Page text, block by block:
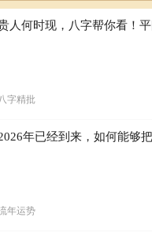
人何时现，八字帮你看！
字精批
年已经到来，如何能够
年运势